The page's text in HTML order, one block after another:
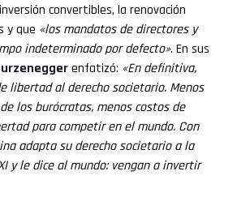
convertibles, la renovación
y que «los mandatos de directores y
indeterminado por defecto». En sus
enfatizó: «En definitiva,
libertad al derecho societario. Menos
los burócratas, menos costos de
para competir en el mundo. Con
adapta su derecho societario a la
y le dice al mundo: vengan a invertir